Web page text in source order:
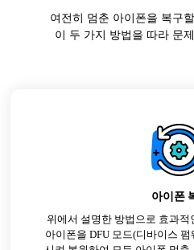
여전히 멈춘 아이폰을 복구
이 두 가지 방법을 따라 문
아이폰
위에서 설명한 방법으로 효과
아이폰을 DFU 모드(디바이스